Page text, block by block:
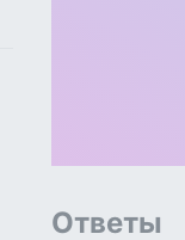
Ответы